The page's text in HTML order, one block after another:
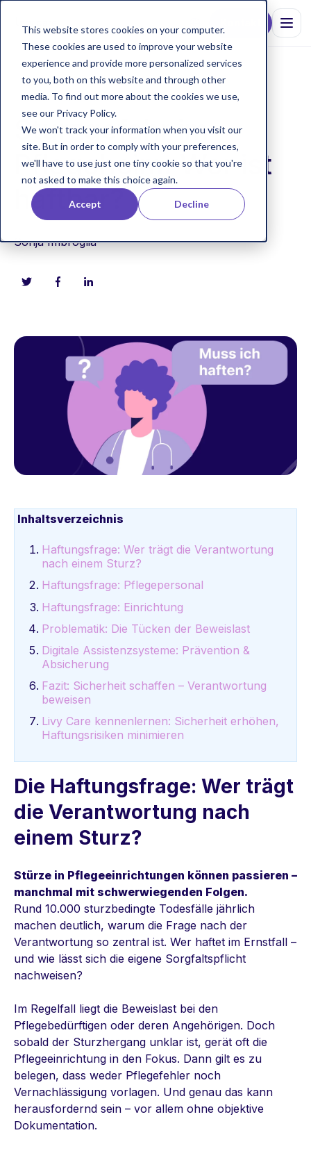
This website stores cookies on your computer.
These cookies are used to improve your website
experience and provide more personalized services
to you, both on this website and through other
media. To find out more about the cookies we use,
see our Privacy Policy.
We won't track your information when you visit our
site. But in order to comply with your preferences,
we'll have to use just one tiny cookie so that you're
not asked to make this choice again.
Accept Decline
Sturzprophylaxe
Sturzgefahr im
Pflegeheim: Wer ist
haftbar?
Sonja Imbroglia
Inhaltsverzeichnis
Haftungsfrage: Wer trägt die Verantwortung
nach einem Sturz?
Haftungsfrage: Pflegepersonal
Haftungsfrage: Einrichtung
Problematik: Die Tücken der Beweislast
Digitale Assistenzsysteme: Prävention &
Absicherung
Fazit: Sicherheit schaffen – Verantwortung
beweisen
Livy Care kennenlernen: Sicherheit erhöhen,
Haftungsrisiken minimieren
Die Haftungsfrage: Wer trägt
die Verantwortung nach
einem Sturz?
Stürze in Pflegeeinrichtungen können passieren –
manchmal mit schwerwiegenden Folgen.
Rund 10.000 sturzbedingte Todesfälle jährlich
machen deutlich, warum die Frage nach der
Verantwortung so zentral ist. Wer haftet im Ernstfall –
und wie lässt sich die eigene Sorgfaltspflicht
nachweisen?
Im Regelfall liegt die Beweislast bei den
Pflegebedürftigen oder deren Angehörigen. Doch
sobald der Sturzhergang unklar ist, gerät oft die
Pflegeeinrichtung in den Fokus. Dann gilt es zu
belegen, dass weder Pflegefehler noch
Vernachlässigung vorlagen. Und genau das kann
herausfordernd sein – vor allem ohne objektive
Dokumentation.